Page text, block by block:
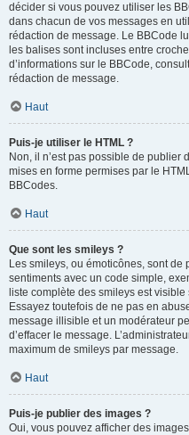
décider si vous pouvez utiliser les
dans chacun de vos messages en
rédaction de message. Le BBCode
les balises sont incluses entre
d’informations sur le BBCode,
rédaction de message.
Haut
Puis-je utiliser le HTML ?
Non, il n’est pas possible de publier
mises en forme permises par le
BBCodes.
Haut
Que sont les smileys ?
Les smileys, ou émoticônes, sont
sentiments avec un code simple,
liste complète des smileys est
Essayez toutefois de ne pas en
message illisible et un modérateur
d’effacer le message.
maximum de smileys par message.
Haut
Puis-je publier des images ?
Oui, vous pouvez afficher des